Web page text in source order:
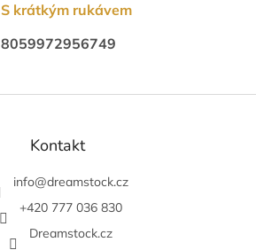
S krátkým rukávem
8059972956749
Kontakt
info@dreamstock.cz
+420 777 036 830
Dreamstock.cz